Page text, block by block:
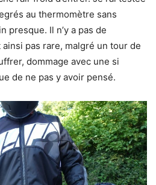
au thermomètre sans
presque. Il n’y a pas de
pas rare, malgré un tour de
dommage avec une si
de ne pas y avoir pensé.